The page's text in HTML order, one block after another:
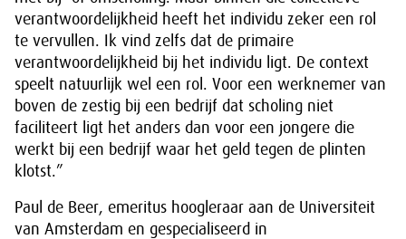
verantwoordelijkheid heeft het individu zeker een rol
te vervullen. Ik vind zelfs dat de primaire
verantwoordelijkheid bij het individu ligt. De context
speelt natuurlijk wel een rol. Voor een werknemer van
boven de zestig bij een bedrijf dat scholing niet
faciliteert ligt het anders dan voor een jongere die
werkt bij een bedrijf waar het geld tegen de plinten
klotst.”
Paul de Beer, emeritus hoogleraar aan de Universiteit
van Amsterdam en gespecialiseerd in